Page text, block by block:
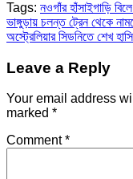
Tags: নওগাঁর হাঁসাইগাড়ি
Post
navigation
ভাঙ্গুড়ায় চলন্ত ট্রেন থেকে
অস্ট্রেলিয়ার সিডনিতে শেখ
Leave a Reply
Your email address
marked *
Comment*